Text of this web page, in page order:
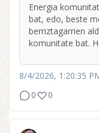
Energia
bat, edo, beste
berriztagarrien
komunitate bat.
8/4/2026, 1:20:35
0
0